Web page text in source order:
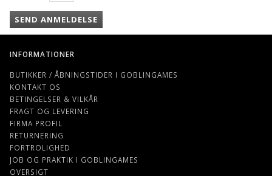
SEND ANMELDELSE
INFORMATIONER
BUTIKKER / ÅBNINGSTIDER I GOBLINGAMES
KONTAKT OS
BETINGELSER & VILKÅR
FRAGT OG LEVERING
FIRMA PROFIL
RETURNERING
FORTROLIGHED
JOB OG PRAKTIK I GOBLINGAMES
OVERSIGT